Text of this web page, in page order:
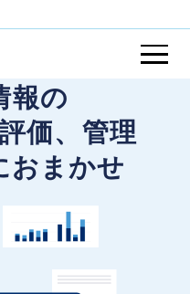
報の
価、管理
おまかせ